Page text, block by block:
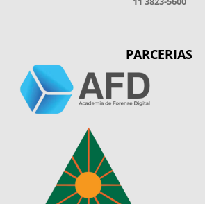
PARCERIAS